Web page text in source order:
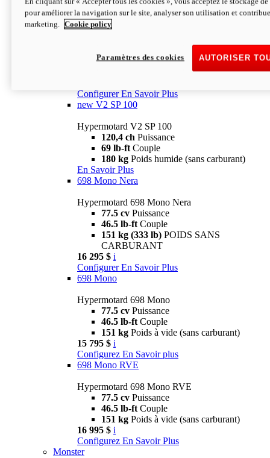
Configurer En Savoir Plus
newV2 SP
69 lb-ftCouple
Poids humide (sans carburant)
Configurer En Savoir Plus
new V2 SP 100
Hypermotard V2 SP 100
120,4 ch Puissance
69 lb-ft Couple
180 kg Poids humide (sans carburant)
En Savoir Plus
698 Mono Nera
Hypermotard 698 Mono Nera
77.5 cv Puissance
46.5 lb-ft Couple
151 kg (333 lb) POIDS SANS
CARBURANT
16 295 $ i
Configurer En Savoir Plus
698 Mono
Hypermotard 698 Mono
77.5 cv Puissance
46.5 lb-ft Couple
151 kg Poids à vide (sans carburant)
15 795 $ i
Configurez En Savoir plus
698 Mono RVE
Hypermotard 698 Mono RVE
77.5 cv Puissance
46.5 lb-ft Couple
151 kg Poids à vide (sans carburant)
16 995 $ i
Configurez En Savoir Plus
Monster
pour améliorer la navigation sur le site, analyser son utilisation et
marketing.
Cookie policy
AUTORISER
Paramètres des cookies